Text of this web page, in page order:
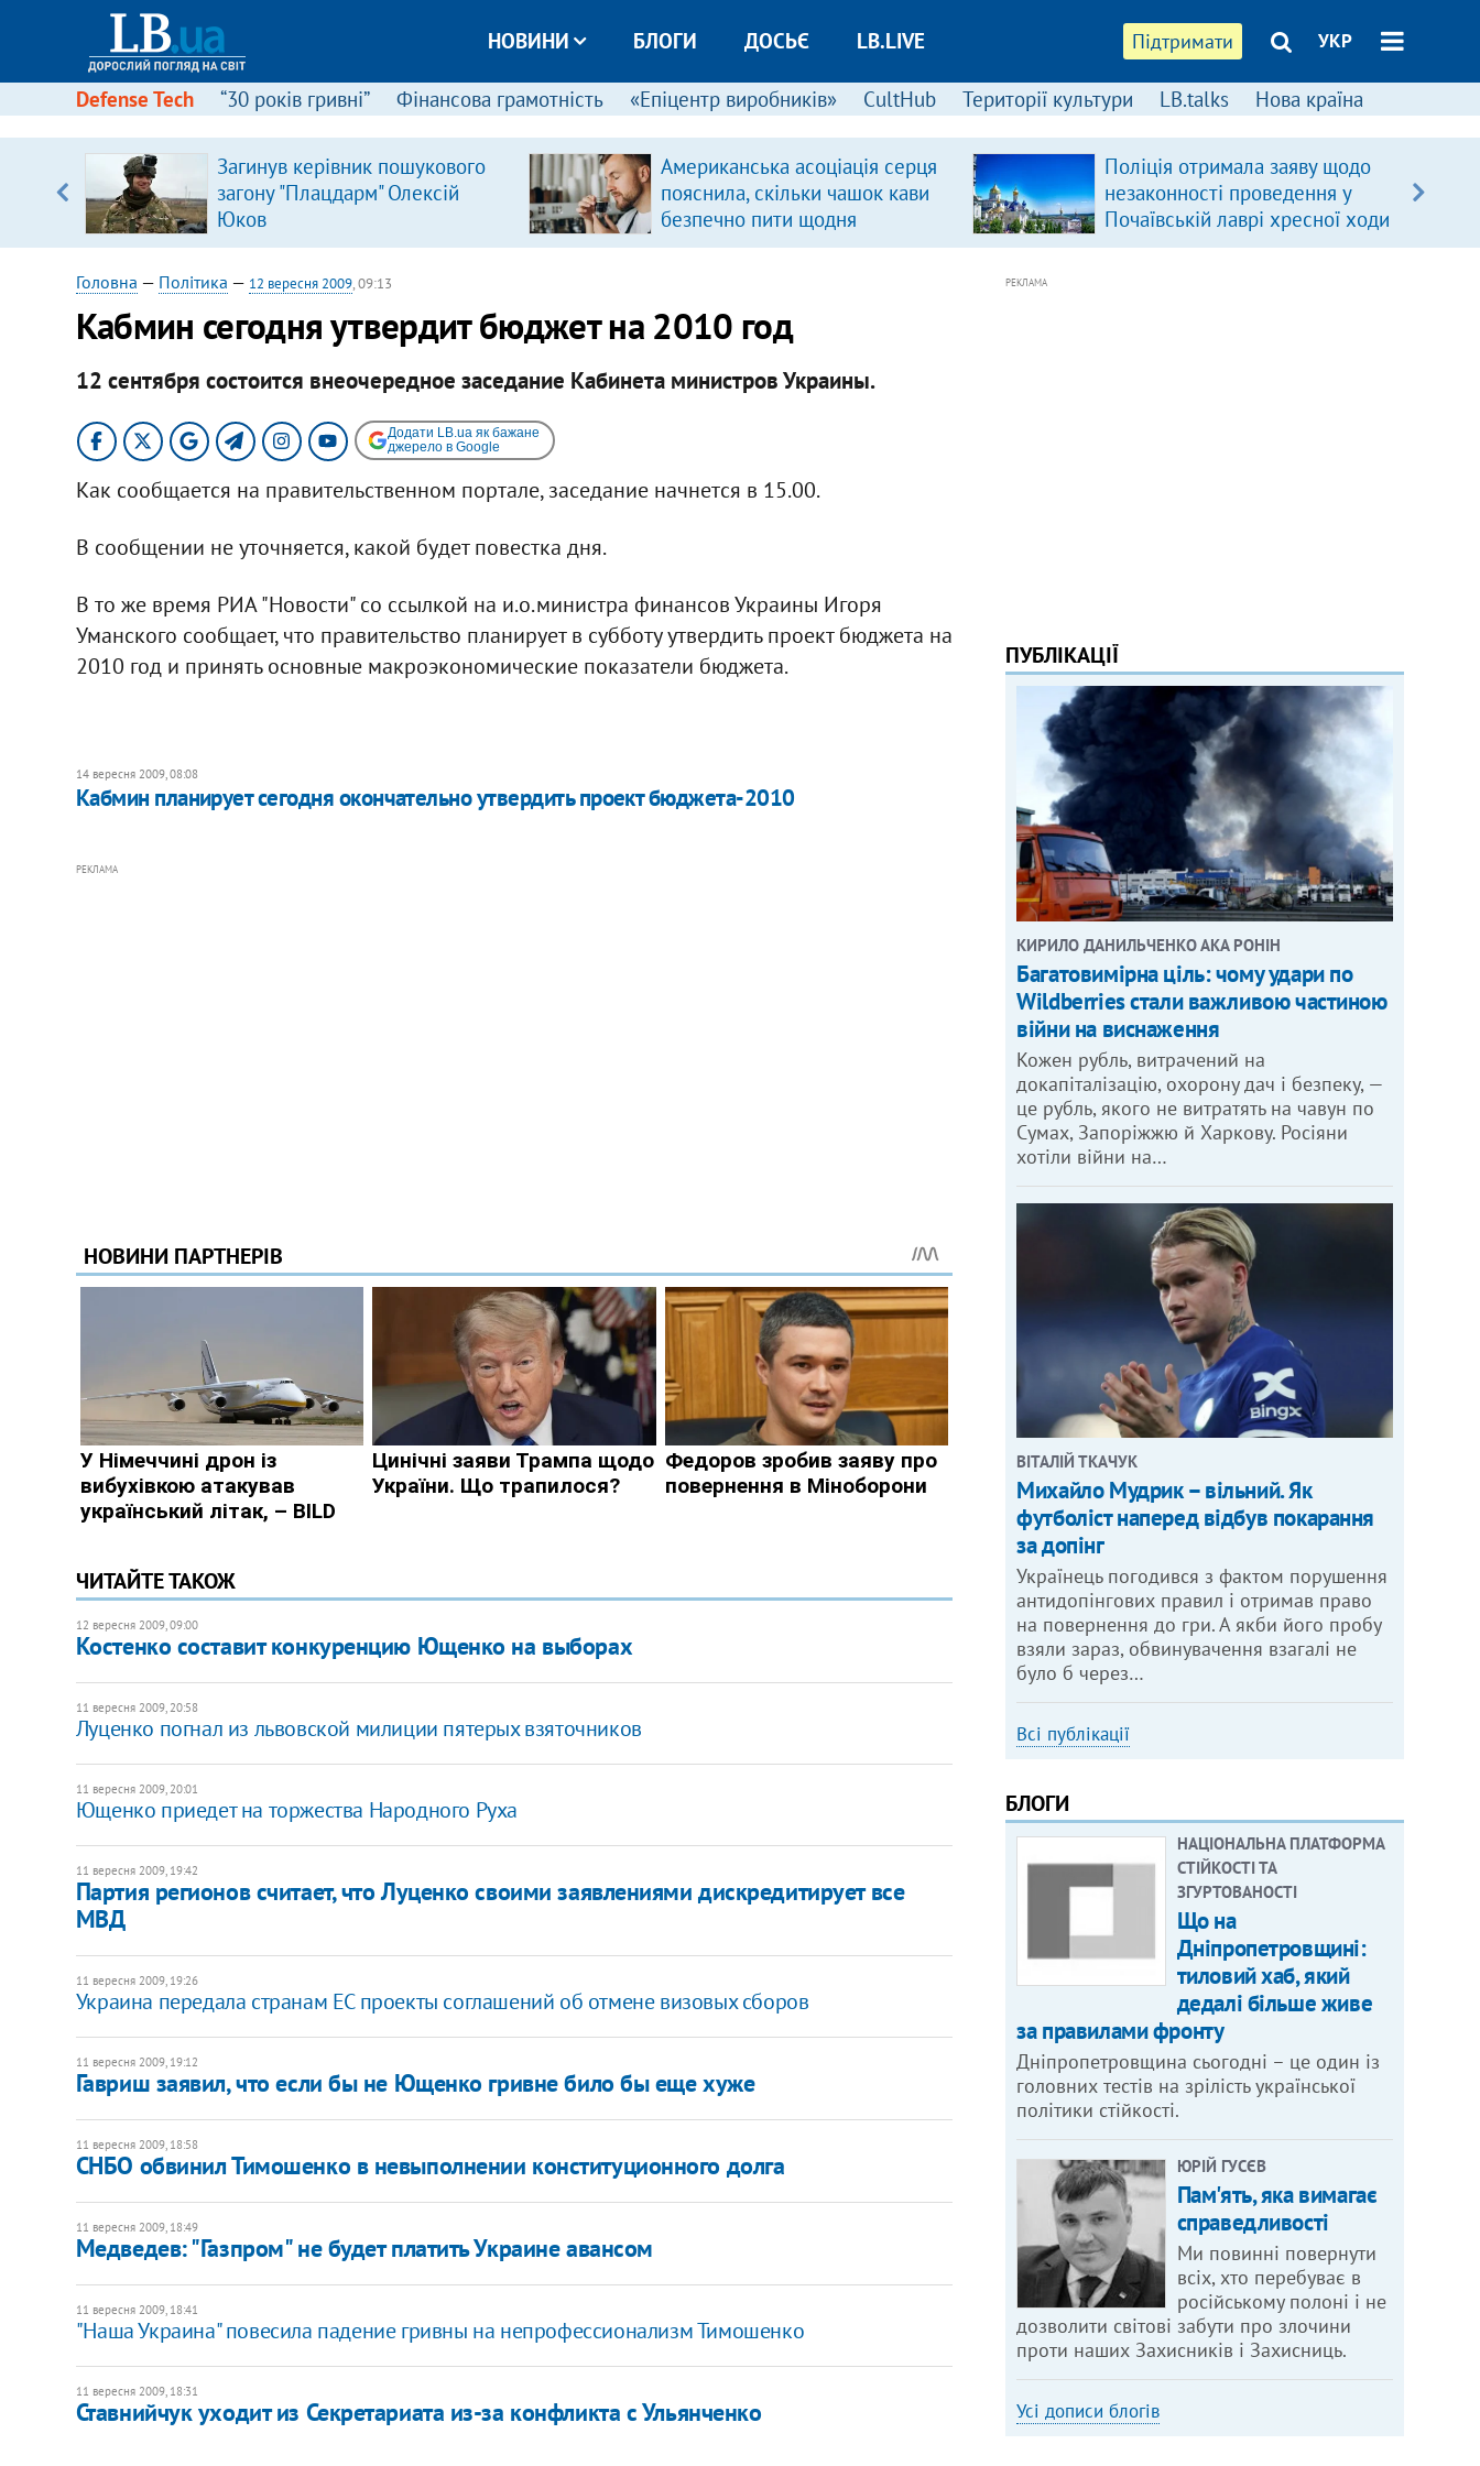
Підтримати УКР
НОВИНИ БЛОГИ ДОСЬЄ LB.LIVE
Defense Tech “30 років гривні” Фінансова грамотність «Епіцентр виробників» CultHub Території культури LB.talks Нова країна
Загинув керівник пошукового
загону "Плацдарм" Олексій
Юков
Американська асоціація серця
пояснила, скільки чашок кави
безпечно пити щодня
Поліція отримала заяву щодо
незаконності проведення у
Почаївській лаврі хресної ходи
Головна — Політика — 12 вересня 2009, 09:13
Кабмин сегодня утвердит бюджет на 2010 год
12 сентября состоится внеочередное заседание Кабинета министров Украины.
Додати LB.ua як бажане
джерело в Google
Как сообщается на правительственном портале, заседание начнется в 15.00.
В сообщении не уточняется, какой будет повестка дня.
В то же время РИА "Новости" со ссылкой на и.о.министра финансов Украины Игоря
Уманского сообщает, что правительство планирует в субботу утвердить проект бюджета на
2010 год и принять основные макроэкономические показатели бюджета.
14 вересня 2009, 08:08
Кабмин планирует сегодня окончательно утвердить проект бюджета-2010
РЕКЛАМА
ЧИТАЙТЕ ТАКОЖ
12 вересня 2009, 09:00
Костенко составит конкуренцию Ющенко на выборах
11 вересня 2009, 20:58
Луценко погнал из львовской милиции пятерых взяточников
11 вересня 2009, 20:01
Ющенко приедет на торжества Народного Руха
11 вересня 2009, 19:42
Партия регионов считает, что Луценко своими заявлениями дискредитирует все
МВД
11 вересня 2009, 19:26
Украина передала странам ЕС проекты соглашений об отмене визовых сборов
11 вересня 2009, 19:12
Гавриш заявил, что если бы не Ющенко гривне било бы еще хуже
11 вересня 2009, 18:58
СНБО обвинил Тимошенко в невыполнении конституционного долга
11 вересня 2009, 18:49
Медведев: "Газпром" не будет платить Украине авансом
11 вересня 2009, 18:41
"Наша Украина" повесила падение гривны на непрофессионализм Тимошенко
11 вересня 2009, 18:31
Ставнийчук уходит из Секретариата из-за конфликта с Ульянченко
РЕКЛАМА
ПУБЛІКАЦІЇ
КИРИЛО ДАНИЛЬЧЕНКО АКА РОНІН
Багатовимірна ціль: чому удари по
Wildberries стали важливою частиною
війни на виснаження
Кожен рубль, витрачений на
докапіталізацію, охорону дач і безпеку, —
це рубль, якого не витратять на чавун по
Сумах, Запоріжжю й Харкову. Росіяни
хотіли війни на…
ВІТАЛІЙ ТКАЧУК
Михайло Мудрик – вільний. Як
футболіст наперед відбув покарання
за допінг
Українець погодився з фактом порушення
антидопінгових правил і отримав право
на повернення до гри. А якби його пробу
взяли зараз, обвинувачення взагалі не
було б через…
Всі публікації
БЛОГИ
НАЦІОНАЛЬНА ПЛАТФОРМА
СТІЙКОСТІ ТА
ЗГУРТОВАНОСТІ
Що на
Дніпропетровщині:
тиловий хаб, який
дедалі більше живе
за правилами фронту
Дніпропетровщина сьогодні – це один із
головних тестів на зрілість української
політики стійкості.
ЮРІЙ ГУСЄВ
Пам'ять, яка вимагає
справедливості
Ми повинні повернути
всіх, хто перебуває в
російському полоні і не
дозволити світові забути про злочини
проти наших Захисників і Захисниць.
Усі дописи блогів